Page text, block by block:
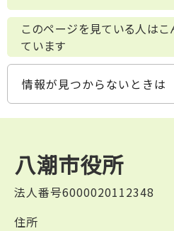
このページを見ている人は
ています
情報が見つからないときは
八潮市役所
法人番号6000020112348
住所